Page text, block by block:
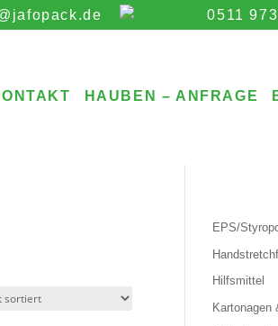
0511
HAUBEN – ANFRAGE
EPS/
Hilfsmittel
Kartonagen